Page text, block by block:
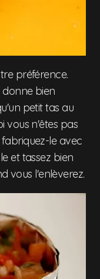
préférence.
bien
petit tas au
vous n'êtes pas
le avec
et tassez bien
vous l'enlèverez.